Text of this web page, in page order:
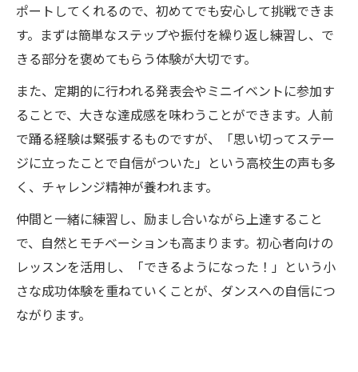
ポートしてくれるので、初めてでも安心して挑戦できま
す。まずは簡単なステップや振付を繰り返し練習し、で
きる部分を褒めてもらう体験が大切です。
また、定期的に行われる発表会やミニイベントに参加す
ることで、大きな達成感を味わうことができます。人前
で踊る経験は緊張するものですが、「思い切ってステー
ジに立ったことで自信がついた」という高校生の声も多
く、チャレンジ精神が養われます。
仲間と一緒に練習し、励まし合いながら上達すること
で、自然とモチベーションも高まります。初心者向けの
レッスンを活用し、「できるようになった！」という小
さな成功体験を重ねていくことが、ダンスへの自信につ
ながります。